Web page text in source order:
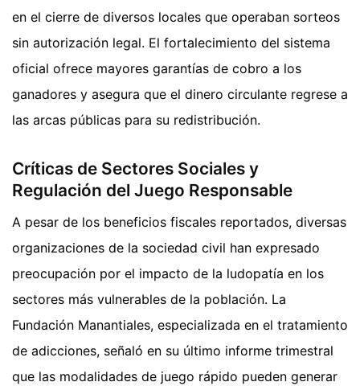
en el cierre de diversos locales que operaban sorteos
sin autorización legal. El fortalecimiento del sistema
oficial ofrece mayores garantías de cobro a los
ganadores y asegura que el dinero circulante regrese a
las arcas públicas para su redistribución.
Críticas de Sectores Sociales y
Regulación del Juego Responsable
A pesar de los beneficios fiscales reportados, diversas
organizaciones de la sociedad civil han expresado
preocupación por el impacto de la ludopatía en los
sectores más vulnerables de la población. La
Fundación Manantiales, especializada en el tratamiento
de adicciones, señaló en su último informe trimestral
que las modalidades de juego rápido pueden generar